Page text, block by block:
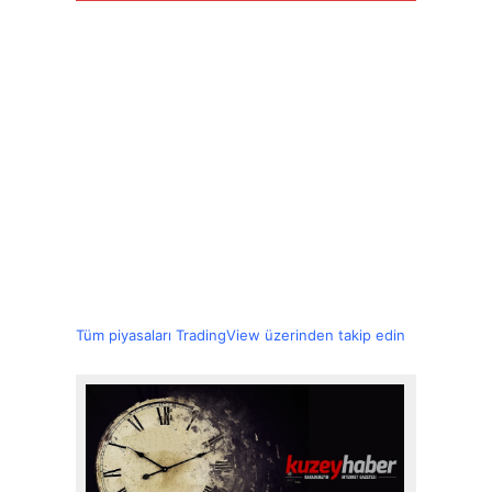
Tüm piyasaları TradingView üzerinden takip edin